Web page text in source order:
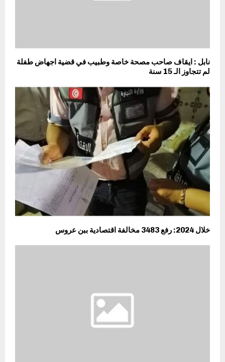
نابل : ايقاف صاحب مصحة خاصة وطبيب في قضية اجهاض طفلة
لم تتجاوز الـ 15 سنة
خلال 2024: رفع 3483 مخالفة اقتصادية ببن عروس